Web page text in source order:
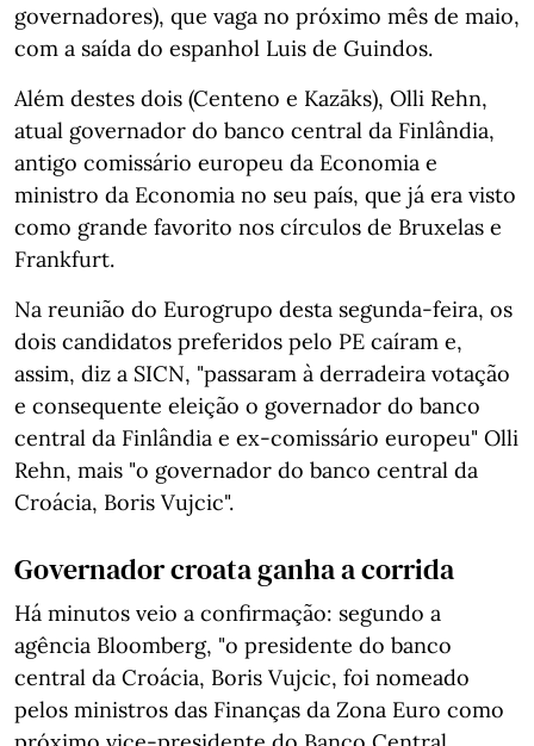
governadores), que vaga no próximo mês de maio,
com a saída do espanhol Luis de Guindos.
Além destes dois (Centeno e Kazāks), Olli Rehn,
atual governador do banco central da Finlândia,
antigo comissário europeu da Economia e
ministro da Economia no seu país, que já era visto
como grande favorito nos círculos de Bruxelas e
Frankfurt.
Na reunião do Eurogrupo desta segunda-feira, os
dois candidatos preferidos pelo PE caíram e,
assim, diz a SICN, "passaram à derradeira votação
e consequente eleição o governador do banco
central da Finlândia e ex-comissário europeu" Olli
Rehn, mais "o governador do banco central da
Croácia, Boris Vujcic".
Governador croata ganha a corrida
Há minutos veio a confirmação: segundo a
agência Bloomberg, "o presidente do banco
central da Croácia, Boris Vujcic, foi nomeado
pelos ministros das Finanças da Zona Euro como